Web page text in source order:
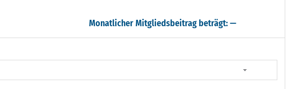
Monatlicher Mitgliedsbeitrag beträgt:—